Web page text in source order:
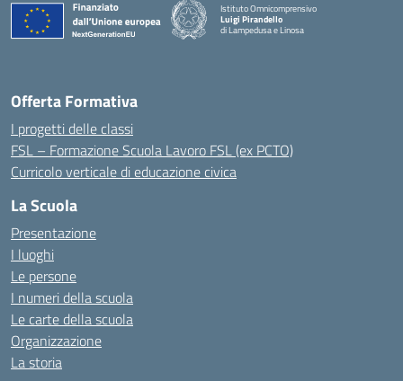
Istituto Omnicomprensivo
Luigi Pirandello
di Lampedusa e Linosa
Offerta Formativa
I progetti delle classi
FSL – Formazione Scuola Lavoro FSL (ex PCTO)
Curricolo verticale di educazione civica
La Scuola
Presentazione
I luoghi
Le persone
I numeri della scuola
Le carte della scuola
Organizzazione
La storia